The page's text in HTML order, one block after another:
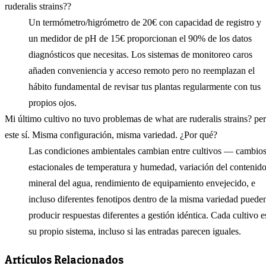
ruderalis strains??
Un termómetro/higrómetro de 20€ con capacidad de registro y
un medidor de pH de 15€ proporcionan el 90% de los datos
diagnósticos que necesitas. Los sistemas de monitoreo caros
añaden conveniencia y acceso remoto pero no reemplazan el
hábito fundamental de revisar tus plantas regularmente con tus
propios ojos.
Mi último cultivo no tuvo problemas de what are ruderalis strains?
este sí. Misma configuración, misma variedad. ¿Por qué?
Las condiciones ambientales cambian entre cultivos — cambios
estacionales de temperatura y humedad, variación del contenido
mineral del agua, rendimiento de equipamiento envejecido, e
incluso diferentes fenotipos dentro de la misma variedad
producir respuestas diferentes a gestión idéntica. Cada cultivo
su propio sistema, incluso si las entradas parecen iguales.
Artículos Relacionados